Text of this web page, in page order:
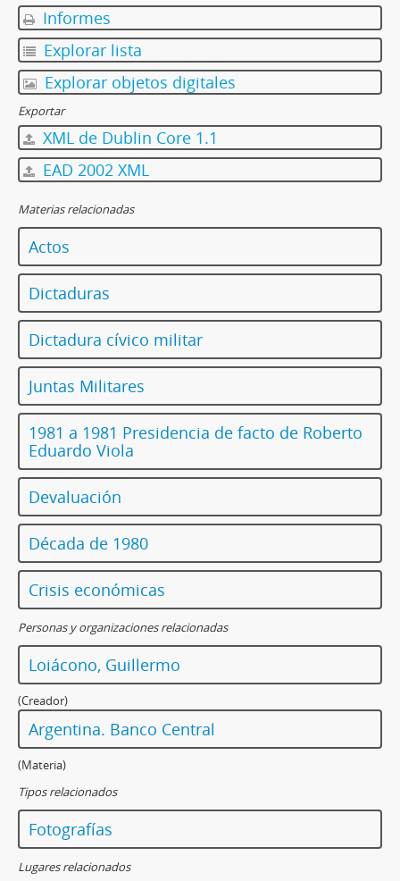
Informes
Explorar lista
Explorar objetos digitales
Exportar
XML de Dublin Core 1.1
EAD 2002 XML
Materias relacionadas
Actos
Dictaduras
Dictadura cívico militar
Juntas Militares
1981 a 1981 Presidencia de facto de Roberto
Eduardo Viola
Devaluación
Década de 1980
Crisis económicas
Personas y organizaciones relacionadas
Loiácono, Guillermo
(Creador)
Argentina. Banco Central
(Materia)
Tipos relacionados
Fotografías
Lugares relacionados